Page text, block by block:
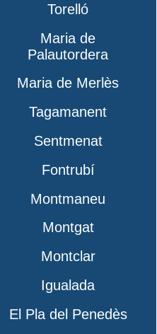
Torelló
Maria de
Palautordera
Maria de Merlès
Tagamanent
Sentmenat
Fontrubí
Montmaneu
Montgat
Montclar
Igualada
El Pla del Penedès